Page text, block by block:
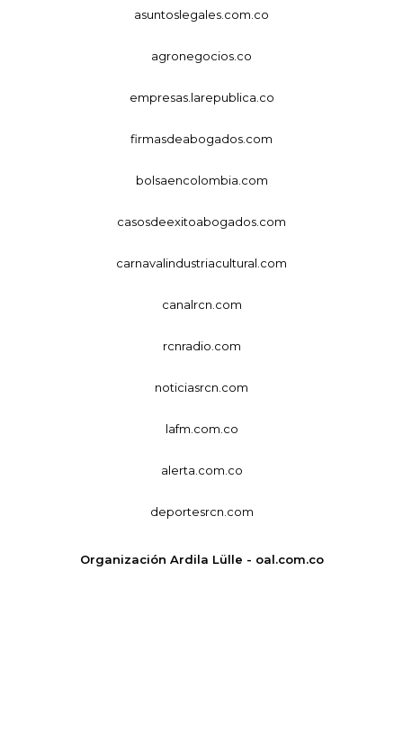
asuntoslegales.com.co
agronegocios.co
empresas.larepublica.co
firmasdeabogados.com
bolsaencolombia.com
casosdeexitoabogados.com
carnavalindustriacultural.com
canalrcn.com
rcnradio.com
noticiasrcn.com
lafm.com.co
alerta.com.co
deportesrcn.com
Organización Ardila Lülle - oal.com.co